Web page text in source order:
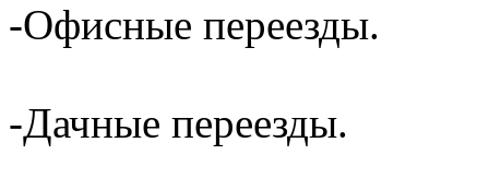
-Офисные переезды.
-Дачные переезды.